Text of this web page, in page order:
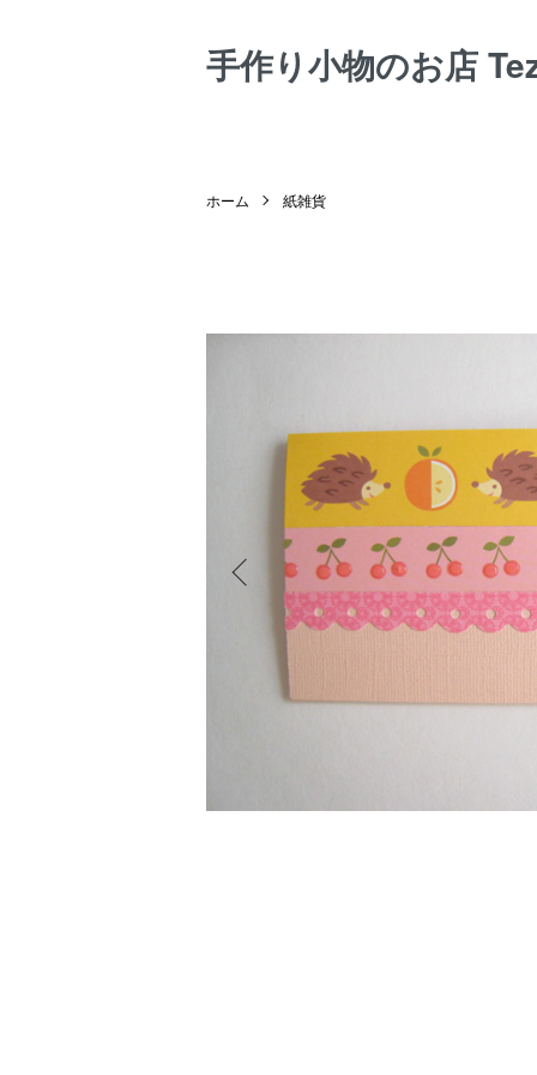
手作り小物のお店
ホーム 紙雑貨